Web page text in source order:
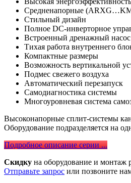
Средненапорные
Стильный дизайн
Полное DC-инверторное
Встроенный дренажный насос
Тихая работа внутреннего
Компактные размеры
Возможность вертикальной
Подмес свежего воздуха
Автоматический перезапуск
Самодиагностика системы
Многоуровневая система
Высоконапорные сплит-системы
Оборудование подразделяется на
Подробное описание серии ...
Скидку на оборудование и монтаж
Отправьте запрос или позвоните